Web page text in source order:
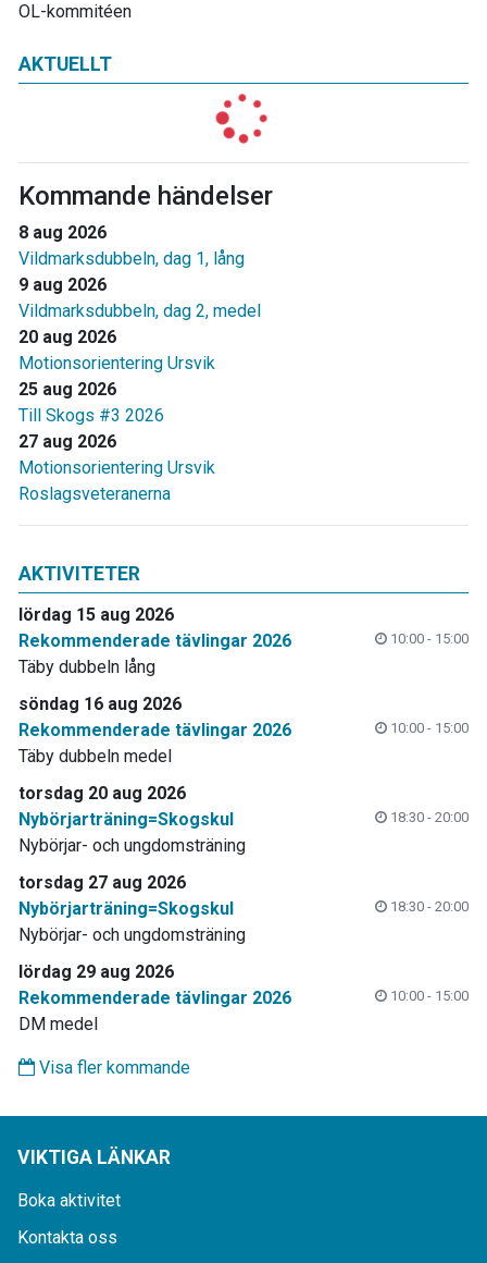
AKTUELLT
Kommande händelser
8 aug 2026
Vildmarksdubbeln, dag 1, lång
9 aug 2026
Vildmarksdubbeln, dag 2, medel
20 aug 2026
Motionsorientering Ursvik
25 aug 2026
Till Skogs #3 2026
27 aug 2026
Motionsorientering Ursvik
Roslagsveteranerna
OL-kommitéen
AKTIVITETER
lördag 15 aug 2026
Rekommenderade tävlingar 2026
10:00 - 15:00
Täby dubbeln lång
söndag 16 aug 2026
Rekommenderade tävlingar 2026
10:00 - 15:00
Täby dubbeln medel
torsdag 20 aug 2026
Nybörjarträning=Skogskul
18:30 - 20:00
Nybörjar- och ungdomsträning
torsdag 27 aug 2026
Nybörjarträning=Skogskul
18:30 - 20:00
Nybörjar- och ungdomsträning
lördag 29 aug 2026
Rekommenderade tävlingar 2026
10:00 - 15:00
DM medel
Visa fler kommande
VIKTIGA LÄNKAR
Boka aktivitet
Kontakta oss